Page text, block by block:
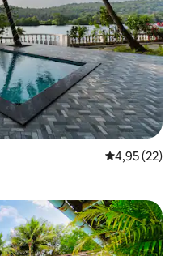
4,95 (22)